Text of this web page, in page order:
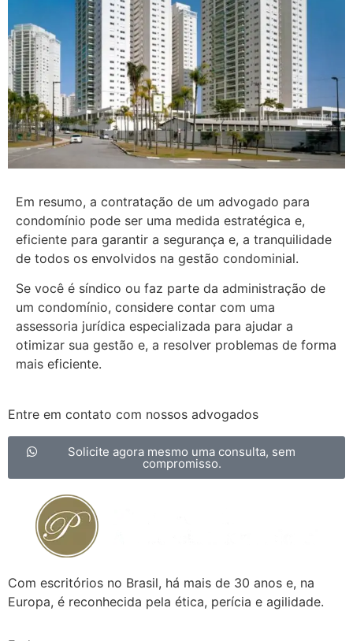
Em resumo, a contratação de um advogado para
condomínio pode ser uma medida estratégica e,
eficiente para garantir a segurança e, a tranquilidade
de todos os envolvidos na gestão condominial.
Se você é síndico ou faz parte da administração de
um condomínio, considere contar com uma
assessoria jurídica especializada para ajudar a
otimizar sua gestão e, a resolver problemas de forma
mais eficiente.
Entre em contato com nossos advogados
Solicite agora mesmo uma consulta, sem
compromisso.
Com escritórios no Brasil, há mais de 30 anos e, na
Europa, é reconhecida pela ética, perícia e agilidade.